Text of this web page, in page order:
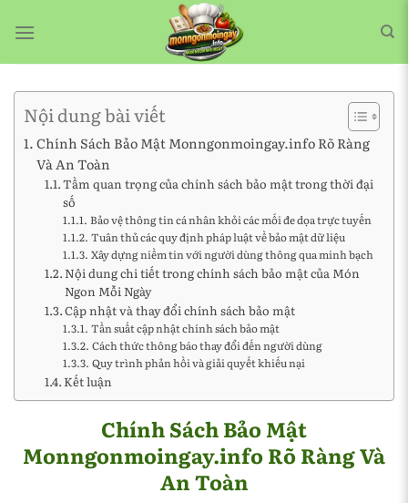
qua
Nội dung bài viết
Chính Sách Bảo Mật Monngonmoingay.info Rõ Ràng
Và An Toàn
Tầm quan trọng của chính sách bảo mật trong thời đại
số
Bảo vệ thông tin cá nhân khỏi các mối đe dọa trực tuyến
Tuân thủ các quy định pháp luật về bảo mật dữ liệu
Xây dựng niềm tin với người dùng thông qua minh bạch
Nội dung chi tiết trong chính sách bảo mật của Món
Ngon Mỗi Ngày
Cập nhật và thay đổi chính sách bảo mật
Tần suất cập nhật chính sách bảo mật
Cách thức thông báo thay đổi đến người dùng
Quy trình phản hồi và giải quyết khiếu nại
Kết luận
Chính Sách Bảo Mật
Monngonmoingay.info Rõ Ràng Và
An Toàn